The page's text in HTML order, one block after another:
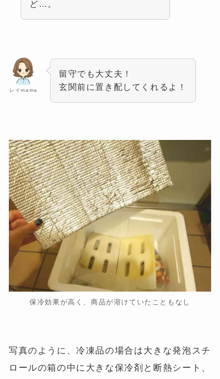
ど…。
レイmama
留守でも大丈夫！
玄関前に置き配してくれるよ！
保冷効果が高く、商品が溶けていたこともなし
写真のように、冷凍品の場合は大きな発泡スチ
ロールの箱の中に大きな保冷剤と断熱シート、